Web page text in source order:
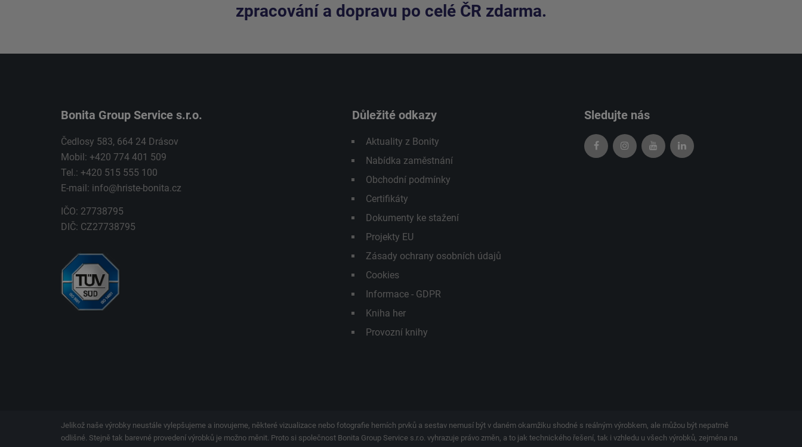
zpracování a dopravu po celé ČR zdarma.
Bonita Group Service s.r.o.
Čedlosy 583, 664 24 Drásov
Mobil: +420 774 401 509
Tel.: +420 515 555 100
E-mail: info@hriste-bonita.cz
IČO: 27738795
DIČ: CZ27738795
Důležité odkazy
Aktuality z Bonity
Nabídka zaměstnání
Obchodní podmínky
Certifikáty
Dokumenty ke stažení
Projekty EU
Zásady ochrany osobních údajů
Cookies
Informace - GDPR
Kniha her
Provozní knihy
Sledujte nás
Jelikož naše výrobky neustále vylepšujeme a inovujeme, některé vizualizace nebo fotografie herních prvků a sestav nemusí být v daném okamžiku shodné s reálným výrobkem, ale můžou být nepatrně
odlišné. Stejně tak barevné provedení výrobků je možno měnit. Proto si společnost Bonita Group Service s.r.o. vyhrazuje právo změn, a to jak technického řešení, tak i vzhledu u všech výrobků, zejména na